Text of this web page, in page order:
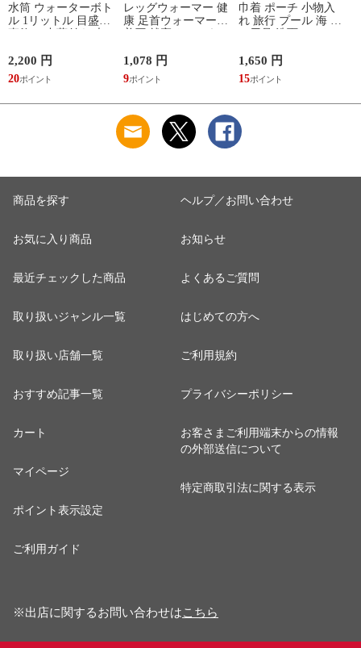
水筒 ウォーターボト
ル 1リットル 目盛り
直飲み 中蓋付き 大
マイボトル 動物 ア
ニマル ゴリラ ごリ
ラックス ゴリゴリボ
2,200 円
20
レッグウォーマー 健
康 足首ウォーマー
着圧 就寝 おしゃれ
ふんわり 足湯のよう
なぽかぽかナイトウ
ォーマー inf-26
1,078 円
9
巾着 ポーチ 小物入
れ 旅行 プール 海 バ
ス用品 洗面セット
サウナ ごリラックス
まもるさんの洗える
巾着 ブラック 黒
1,650 円
15
商品を探す
お気に入り商品
最近チェックした商品
取り扱いジャンル一覧
取り扱い店舗一覧
おすすめ記事一覧
カート
マイページ
ポイント表示設定
ご利用ガイド
ヘルプ／お問い合わせ
お知らせ
よくあるご質問
はじめての方へ
ご利用規約
プライバシーポリシー
お客さまご利用端末からの情報
の外部送信について
特定商取引法に関する表示
※出店に関するお問い合わせはこちら